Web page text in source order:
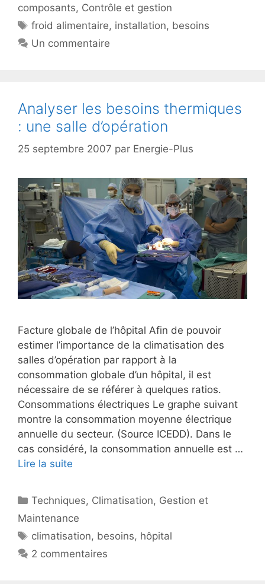
composants, Contrôle et gestion
Étiquettes
froid alimentaire, installation, besoins
Un commentaire
Analyser les besoins thermiques
: une salle d’opération
25 septembre 2007 par Energie-Plus
Facture globale de l’hôpital Afin de pouvoir
estimer l’importance de la climatisation des
salles d’opération par rapport à la
consommation globale d’un hôpital, il est
nécessaire de se référer à quelques ratios.
Consommations électriques Le graphe suivant
montre la consommation moyenne électrique
annuelle du secteur. (Source ICEDD). Dans le
cas considéré, la consommation annuelle est …
Lire la suite
Catégories
Techniques, Climatisation, Gestion et
Maintenance
Étiquettes
climatisation, besoins, hôpital
2 commentaires